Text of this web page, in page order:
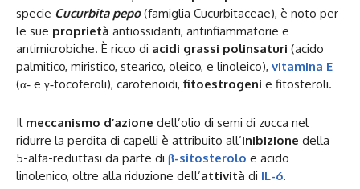
specie Cucurbita pepo(famiglia Cucurbitaceae), è noto per
le sue proprietà antiossidanti, antinfiammatorie e
antimicrobiche. È ricco di acidi grassi polinsaturi (acido
palmitico, miristico, stearico, oleico, e linoleico), vitamina E
(α‐ e γ‐tocoferoli), carotenoidi, fitoestrogeni e fitosteroli.
Il meccanismo d’azione dell’olio di semi di zucca nel
ridurre la perdita di capelli è attribuito all’inibizione della
5-alfa-reduttasi da parte di β-sitosterolo e acido
linolenico, oltre alla riduzione dell’attività di IL-6.